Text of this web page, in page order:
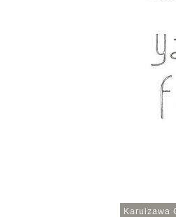
Karuizawa